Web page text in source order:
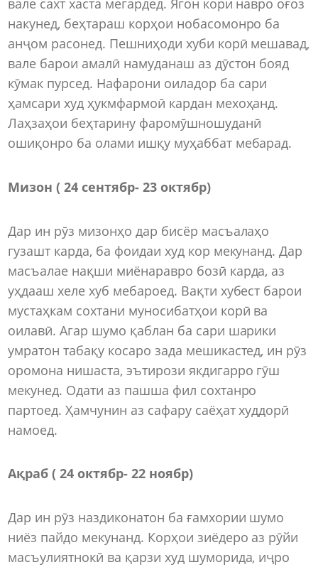
вале сахт хаста мегардед. Ягон кори навро оғоз
накунед, беҳтараш корҳои нобасомонро ба
анҷом расонед. Пешниҳоди хуби корӣ мешавад,
вале барои амалӣ намуданаш аз дӯстон бояд
кӯмак пурсед. Нафарони оиладор ба сари
ҳамсари худ ҳукмфармоӣ кардан мехоҳанд.
Лаҳзаҳои беҳтарину фаромӯшношуданӣ
ошиқонро ба олами ишқу муҳаббат мебарад.
Мизон ( 24 сентябр- 23 октябр)
Дар ин рӯз мизонҳо дар бисёр масъалаҳо
гузашт карда, ба фоидаи худ кор мекунанд. Дар
масъалае нақши миёнаравро бозӣ карда, аз
уҳдааш хеле хуб мебароед. Вақти хубест барои
мустаҳкам сохтани муносибатҳои корӣ ва
оилавӣ. Агар шумо қаблан ба сари шарики
умратон табақу косаро зада мешикастед, ин рӯз
оромона нишаста, эътирози якдигарро гӯш
мекунед. Одати аз пашша фил сохтанро
партоед. Ҳамчунин аз сафару саёҳат худдорӣ
намоед.
Ақраб ( 24 октябр- 22 ноябр)
Дар ин рӯз наздиконатон ба ғамхории шумо
ниёз пайдо мекунанд. Корҳои зиёдеро аз рӯйи
масъулиятнокӣ ва қарзи худ шуморида, иҷро